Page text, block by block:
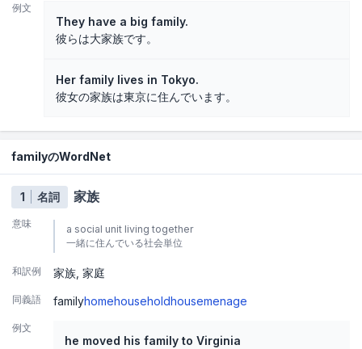
例文
They have a big family.
彼らは大家族です。
Her family lives in Tokyo.
彼女の家族は東京に住んでいます。
familyのWordNet
1 名詞 家族
意味
a social unit living together
一緒に住んでいる社会単位
和訳例 家族 家庭
同義語 familyhomehouseholdhousemenage
例文
he moved his family to Virginia